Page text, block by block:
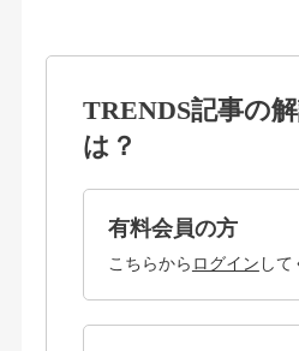
TRENDS記事の
は？
有料会員の方
こちらから ログイン して